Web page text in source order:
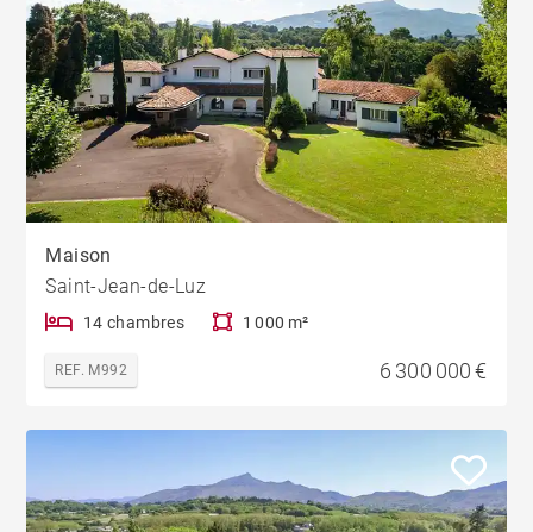
Maison
Saint-Jean-de-Luz
14 chambres 1 000 m²
REF. M992 6 300 000 €